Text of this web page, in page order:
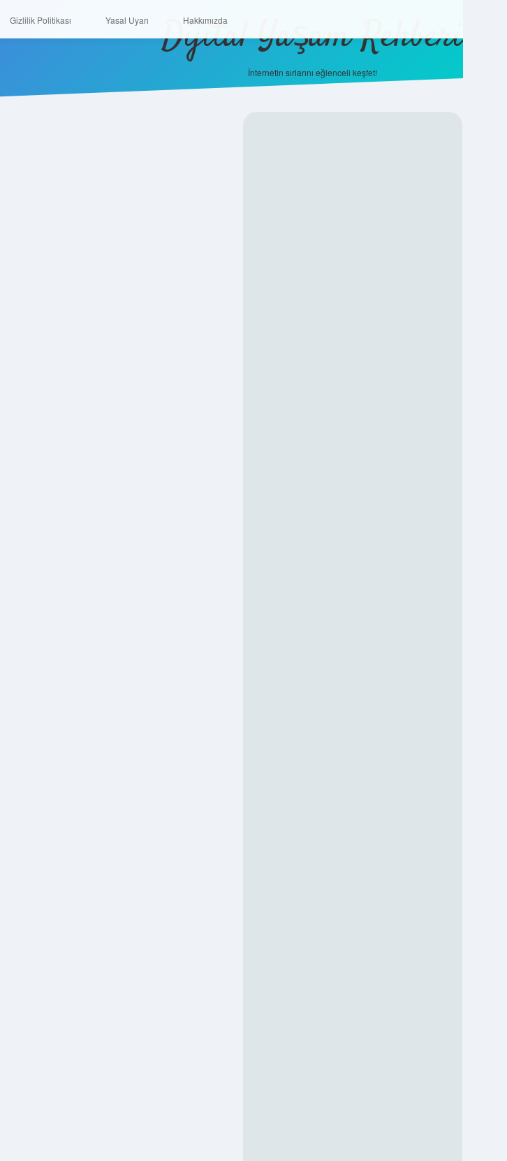
Gizlilik Politikası Yasal Uyarı Hakkımızda
Dijital Yaşam Rehberi
İnternetin sırlarını eğlenceli keşfet!
Anasayfa Gizlilik Politikası Yasal Uyarı Hakkımızda